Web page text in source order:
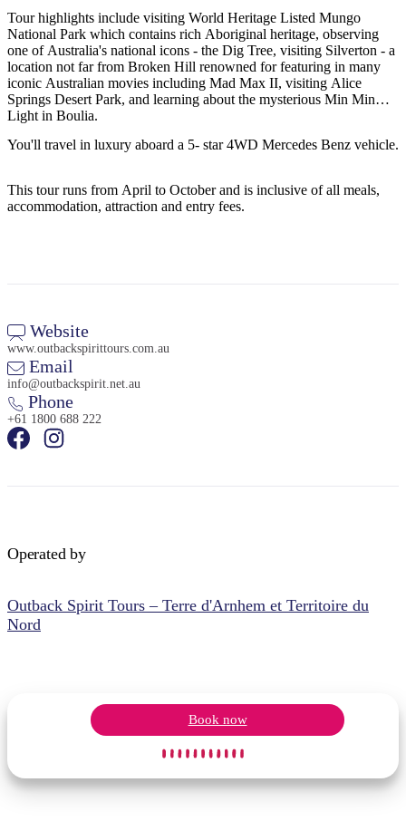
Rechercher:
Tour highlights include visiting World Heritage Listed Mungo
National Park which contains rich Aboriginal heritage, observing
one of Australia's national icons - the Dig Tree, visiting Silverton - a
location not far from Broken Hill renowned for featuring in many
iconic Australian movies including Mad Max II, visiting Alice
Springs Desert Park, and learning about the mysterious Min Min
Light in Boulia.
You'll travel in luxury aboard a 5- star 4WD Mercedes Benz vehicle.
This tour runs from April to October and is inclusive of all meals,
accommodation, attraction and entry fees.
Website
www.outbackspirittours.com.au
Email
info@outbackspirit.net.au
Phone
+61 1800 688 222
Operated by
Outback Spirit Tours – Terre d'Arnhem et Territoire du
Nord
Book now